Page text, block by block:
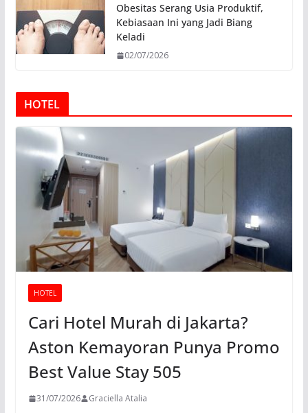
Obesitas Serang Usia Produktif,
Kebiasaan Ini yang Jadi Biang
Keladi
02/07/2026
HOTEL
HOTEL
Cari Hotel Murah di Jakarta?
Aston Kemayoran Punya Promo
Best Value Stay 505
31/07/2026 Graciella Atalia